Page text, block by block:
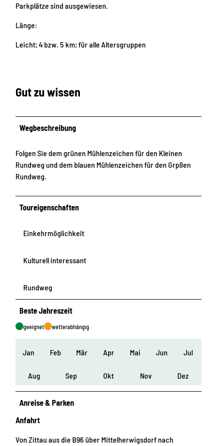
Parkplätze sind ausgewiesen.
Länge:
Leicht; 4 bzw. 5 km; für alle Altersgruppen
Gut zu wissen
Wegbeschreibung
Folgen Sie dem grünen Mühlenzeichen für den Kleinen
Rundweg und dem blauen Mühlenzeichen für den Grpßen
Rundweg.
Toureigenschaften
Einkehrmöglichkeit
Kulturell interessant
Rundweg
Beste Jahreszeit
geeignet wetterabhängig
Jan Feb Mär Apr Mai Jun Jul
Aug Sep Okt Nov Dez
Anreise & Parken
Anfahrt
Von Zittau aus die B96 über Mittelherwigsdorf nach